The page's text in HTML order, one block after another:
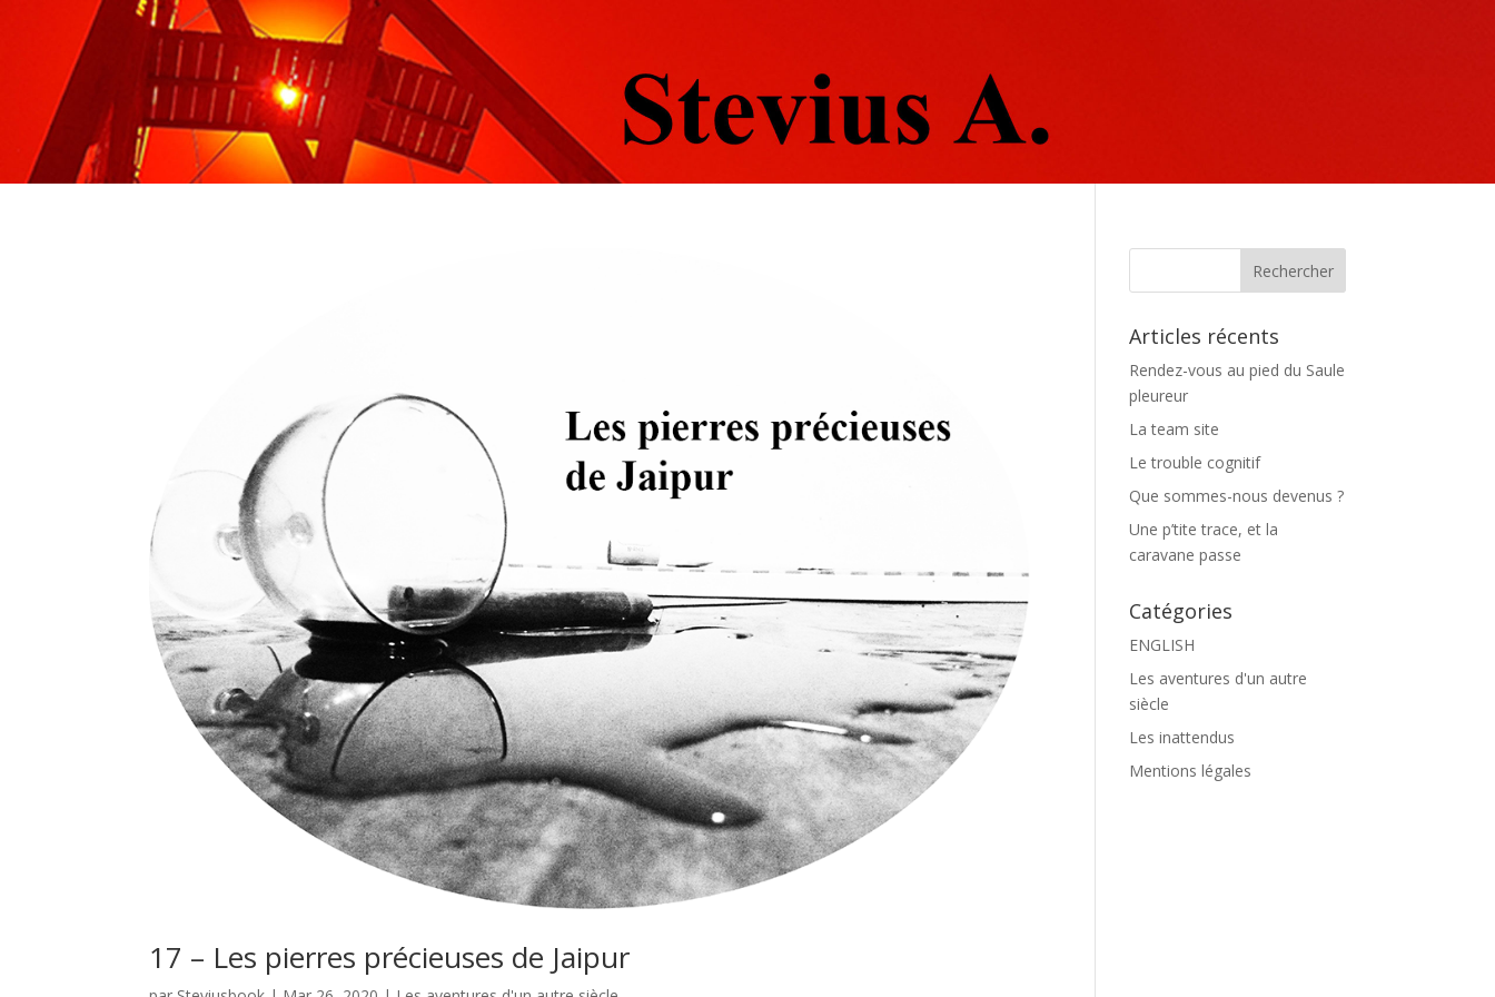
17 – Les pierres précieuses de Jaipur
Articles récents
Rendez-vous au pied du Saule
pleureur
La team site
Le trouble cognitif
Que sommes-nous devenus ?
Une p’tite trace, et la
caravane passe
Catégories
ENGLISH
Les aventures d'un autre
siècle
Les inattendus
Mentions légales